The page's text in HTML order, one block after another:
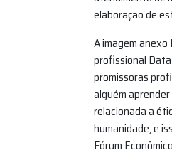
elaboração de
A imagem anexo
profissional Data
promissoras
alguém
relacionada a
humanidade, e
Fórum